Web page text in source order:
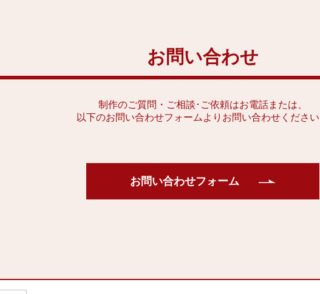
お問い合わせ
制作のご質問・ご相談･ご依頼はお電話または、
以下のお問い合わせフォームよりお問い合わせください
お問い合わせフォーム